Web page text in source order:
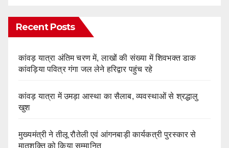
Recent Posts
कांवड़ यात्रा अंतिम चरण में, लाखों की संख्या में शिवभक्त डाक
कांवड़िया पवित्र गंगा जल लेने हरिद्वार पहुंच रहे
कांवड़ यात्रा में उमड़ा आस्था का सैलाब, व्यवस्थाओं से श्रद्धालु
खुश
मुख्यमंत्री ने तीलू रौतेली एवं आंगनबाड़ी कार्यकत्री पुरस्कार से
मातृशक्ति को किया सम्मानित